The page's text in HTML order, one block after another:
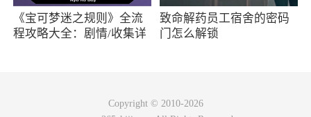
《宝可梦迷之规则》全流
程攻略大全：剧情/收集详
致命解药员工宿舍的密码
门怎么解锁
Copyright © 2010-2026